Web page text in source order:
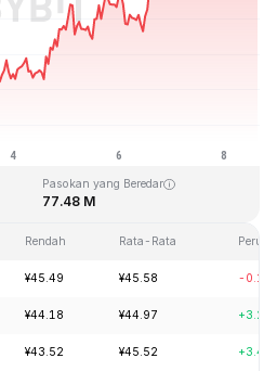
GMT+0
Pasokan yang Beredar
77.48 M
Rendah Rata-Rata
¥45.49 ¥45.58 -
¥44.18 ¥44.97
¥43.52 ¥45.52